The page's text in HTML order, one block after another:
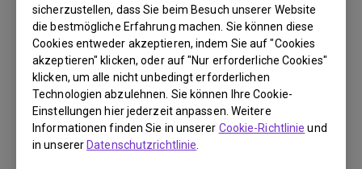
sicherzustellen, dass Sie beim Besuch unserer Website
die bestmögliche Erfahrung machen. Sie können diese
Cookies entweder akzeptieren, indem Sie auf "Cookies
akzeptieren" klicken, oder auf "Nur erforderliche Cookies"
klicken, um alle nicht unbedingt erforderlichen
Technologien abzulehnen. Sie können Ihre Cookie-
Einstellungen hier jederzeit anpassen. Weitere
Informationen finden Sie in unserer Cookie-Richtlinie und
in unsererDatenschutzrichtlinie
Leaking?
Was versteht man unter "Image Sticking"
und wie kann man es vermeiden oder
beheben?
Muss ich den WHQL-Treiber (Windows